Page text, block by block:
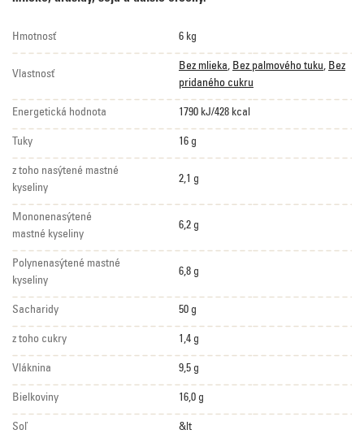
Hmotnosť 6 kg
Vlastnosť
Bez mlieka, Bez palmového tuku, Bez
pridaného cukru
Energetická hodnota 1790 kJ/428 kcal
Tuky 16 g
z toho nasýtené mastné
kyseliny
2,1 g
Mononenasýtené
mastné kyseliny
6,2 g
Polynenasýtené mastné
kyseliny
6,8 g
Sacharidy 50 g
z toho cukry 1,4 g
Vláknina 9,5 g
Bielkoviny 16,0 g
Soľ &lt